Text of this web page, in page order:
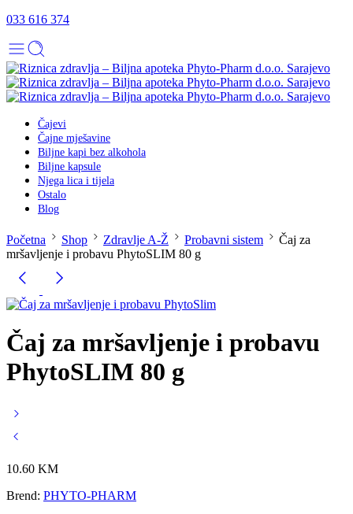
033 616 374
Čajevi
Čajne mješavine
Biljne kapi bez alkohola
Biljne kapsule
Njega lica i tijela
Ostalo
Blog
Početna Shop Zdravlje A-Ž Probavni sistem
Čaj za
mršavljenje i probavu PhytoSLIM 80 g
Čaj za mršavljenje i probavu
PhytoSLIM 80 g
10.60 KM
Brend: PHYTO-PHARM